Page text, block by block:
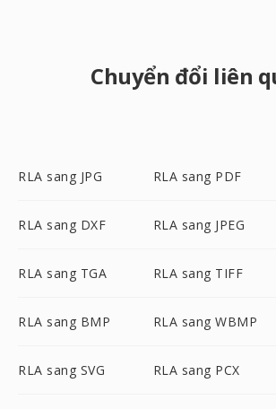
Chuyển đổi liên
RLA sang JPG RLA sang PDF
RLA sang DXF RLA sang JPEG
RLA sang TGA RLA sang TIFF
RLA sang BMP RLA sang WBMP
RLA sang SVG RLA sang PCX